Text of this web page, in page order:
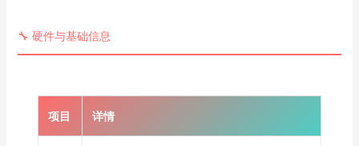
🔧 硬件与基础信息
项目 详情